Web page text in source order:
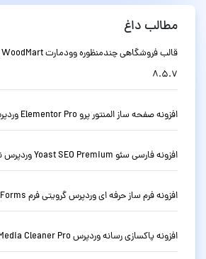
مطالب داغ
8.5.7
افزونه صفحه ساز المنتور پرو Elementor Pro وردپرس نسخه 4.2.1
افزونه فارسی سئو Yoast SEO Premium وردپرس نسخه حرفه ای 28.1
افزونه فرم ساز حرفه ای وردپرس گرویتی فرم Gravity Forms نسخه 3.0.0
افزونه پاکسازی رسانه وردپرس Media Cleaner Pro نسخه 7.0.8